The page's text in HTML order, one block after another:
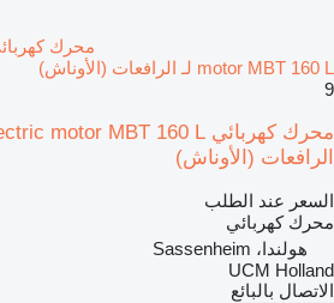
motor MBT 160 L لـ الرافعات (الأوناش)
9
الرافعات (الأوناش)
السعر عند الطلب
محرك كهربائي
هولندا، Sassenheim
UCM Holland
الاتصال بالبائع